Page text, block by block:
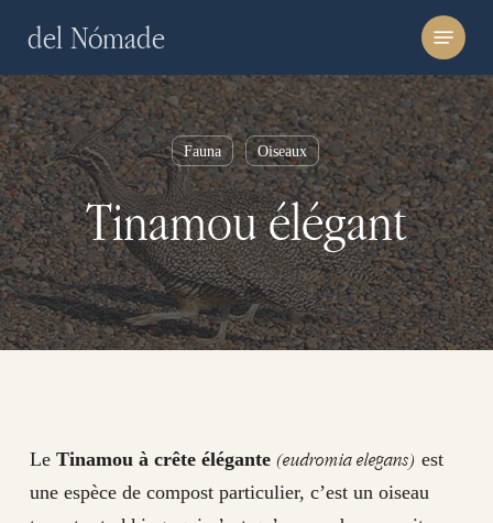
content
del Nómade Menu
Fauna Oiseaux
Tinamou élégant
Le Tinamou à crête élégante (eudromia elegans) est
une espèce de compost particulier, c’est un oiseau